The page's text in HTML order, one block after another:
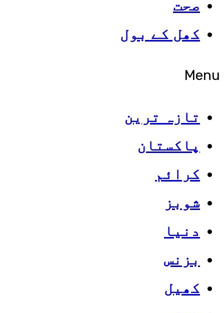
صحت
کھل کے بول
Menu
تازہ ترین
پاکستان
کرائم
شوبز
دنیا
بزنس
کھیل